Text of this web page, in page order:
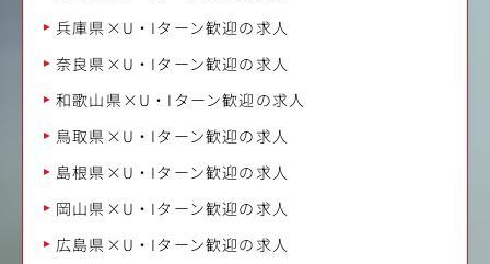
兵庫県×U・Iターン歓迎の求人
奈良県×U・Iターン歓迎の求人
和歌山県×U・Iターン歓迎の求人
鳥取県×U・Iターン歓迎の求人
島根県×U・Iターン歓迎の求人
岡山県×U・Iターン歓迎の求人
広島県×U・Iターン歓迎の求人